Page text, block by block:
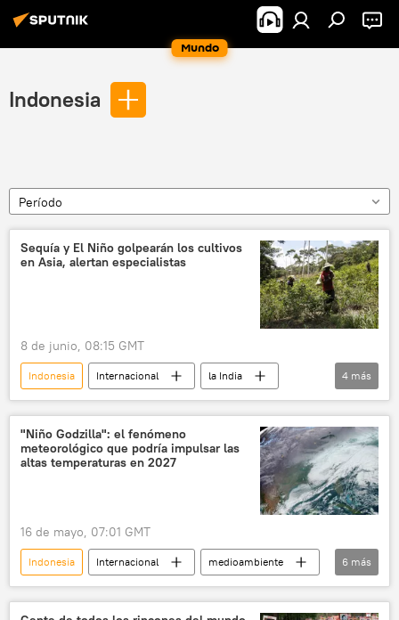
Mundo
Indonesia
Período
Sequía y El Niño golpearán los cultivos
en Asia, alertan especialistas
8 de junio, 08:15 GMT
Indonesia Internacional
la India
Australia
📈 Mercados y finanzas
El Niño (fenómeno natural)
4 más
"Niño Godzilla": el fenómeno
meteorológico que podría impulsar las
altas temperaturas en 2027
16 de mayo, 07:01 GMT
Indonesia Internacional
medioambiente
océano Índico
Australia
océano Pacífico
lluvias torrenciales
6 más